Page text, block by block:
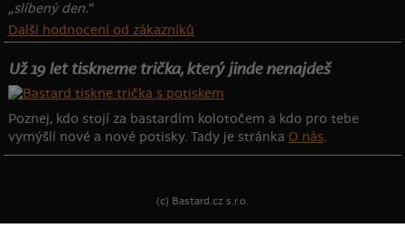
„slíbený den.“
Další hodnocení od zákazníků
Už 19 let tiskneme trička, který jinde nenajdeš
Poznej, kdo stojí za bastardím kolotočem a kdo pro tebe
vymýšlí nové a nové potisky. Tady je stránka O nás.
(c) Bastard.cz s.r.o.